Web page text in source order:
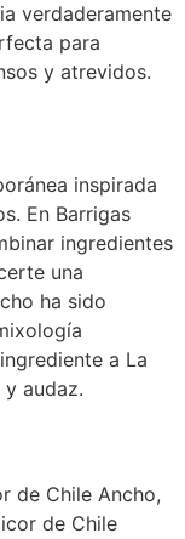
verdaderamente
para
y atrevidos.
inspirada
En Barrigas
ingredientes
una
ha sido
a La
audaz.
de Chile Ancho,
de Chile